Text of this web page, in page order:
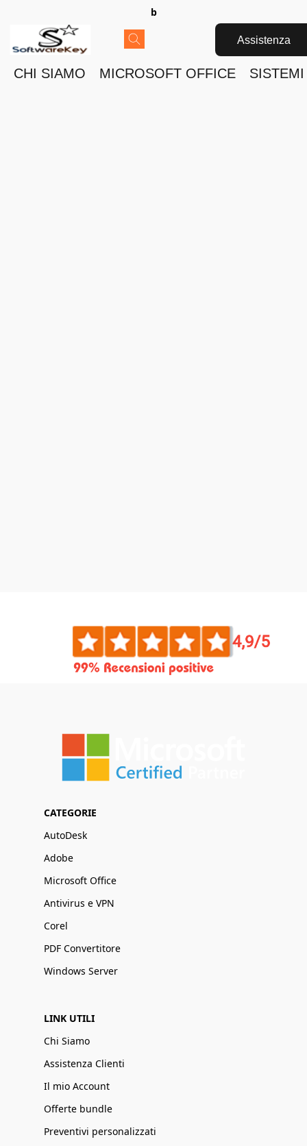
b
Assistenza
CHI SIAMO MICROSOFT OFFICE
CATEGORIE
AutoDesk
Adobe
Microsoft Office
Antivirus e VPN
Corel
PDF Convertitore
Windows Server
LINK UTILI
Chi Siamo
Assistenza Clienti
Il mio Account
Offerte bundle
Preventivi personalizzati